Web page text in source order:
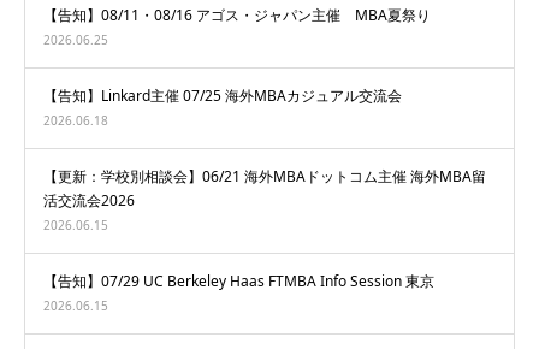
【告知】08/11・08/16 アゴス・ジャパン主催 MBA夏祭り
2026.06.25
【告知】Linkard主催 07/25 海外MBAカジュアル交流会
2026.06.18
【更新：学校別相談会】06/21 海外MBAドットコム主催 海外MBA留
活交流会2026
2026.06.15
【告知】07/29 UC Berkeley Haas FTMBA Info Session 東京
2026.06.15